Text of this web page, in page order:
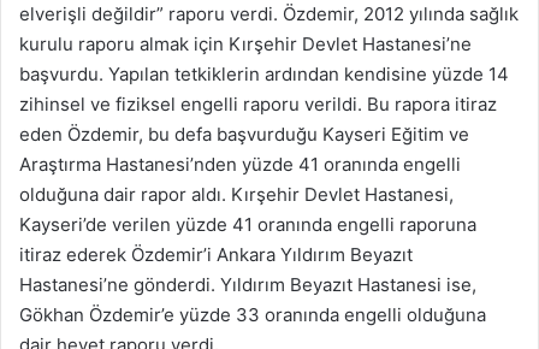
elverişli değildir” raporu verdi. Özdemir, 2012 yılında sağlık
kurulu raporu almak için Kırşehir Devlet Hastanesi’ne
başvurdu. Yapılan tetkiklerin ardından kendisine yüzde 14
zihinsel ve fiziksel engelli raporu verildi. Bu rapora itiraz
eden Özdemir, bu defa başvurduğu Kayseri Eğitim ve
Araştırma Hastanesi’nden yüzde 41 oranında engelli
olduğuna dair rapor aldı. Kırşehir Devlet Hastanesi,
Kayseri’de verilen yüzde 41 oranında engelli raporuna
itiraz ederek Özdemir’i Ankara Yıldırım Beyazıt
Hastanesi’ne gönderdi. Yıldırım Beyazıt Hastanesi ise,
Gökhan Özdemir’e yüzde 33 oranında engelli olduğuna
dair heyet raporu verdi.